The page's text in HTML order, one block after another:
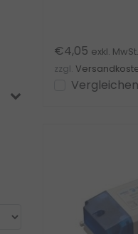
€4,05 exkl. MwSt.
zzgl.
Vergleichen